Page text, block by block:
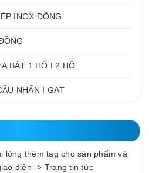
INOX ĐỒNG
BÁT 1 HỐ I 2 HỐ
NHẤN I GẠT
lòng thêm tag cho sản phẩm và
diện -> Trang tin tức